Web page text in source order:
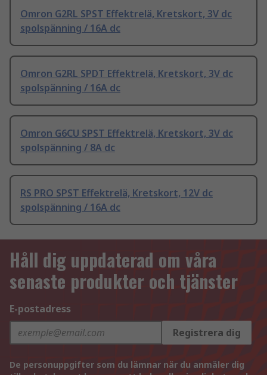
Omron G2RL SPST Effektrelä, Kretskort, 3V dc
spolspänning / 16A dc
Omron G2RL SPDT Effektrelä, Kretskort, 3V dc
spolspänning / 16A dc
Omron G6CU SPST Effektrelä, Kretskort, 3V dc
spolspänning / 8A dc
RS PRO SPST Effektrelä, Kretskort, 12V dc
spolspänning / 16A dc
Håll dig uppdaterad om våra
senaste produkter och tjänster
E-postadress
Registrera dig
De personuppgifter som du lämnar när du anmäler dig